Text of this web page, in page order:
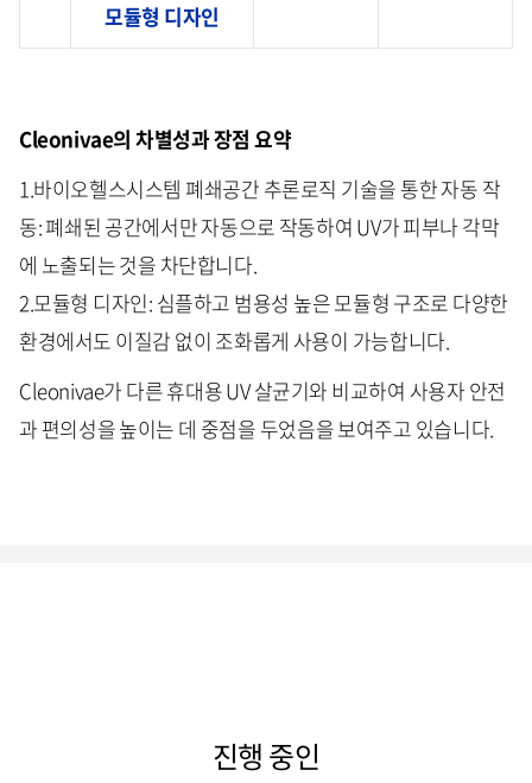
모듈형 디자인
Cleonivae의 차별성과 장점 요약
1.바이오헬스시스템 폐쇄공간 추론로직 기술을 통한 자동 작
동: 폐쇄된 공간에서만 자동으로 작동하여 UV가 피부나 각막
에 노출되는 것을 차단합니다.
2.모듈형 디자인: 심플하고 범용성 높은 모듈형 구조로 다양한
환경에서도 이질감 없이 조화롭게 사용이 가능합니다.
Cleonivae가 다른 휴대용 UV 살균기와 비교하여 사용자 안전
과 편의성을 높이는 데 중점을 두었음을 보여주고 있습니다.
진행 중인